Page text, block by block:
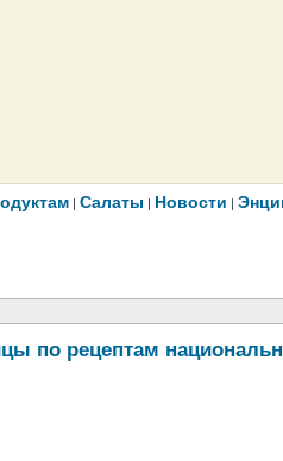
| Салаты | Новости |
по рецептам